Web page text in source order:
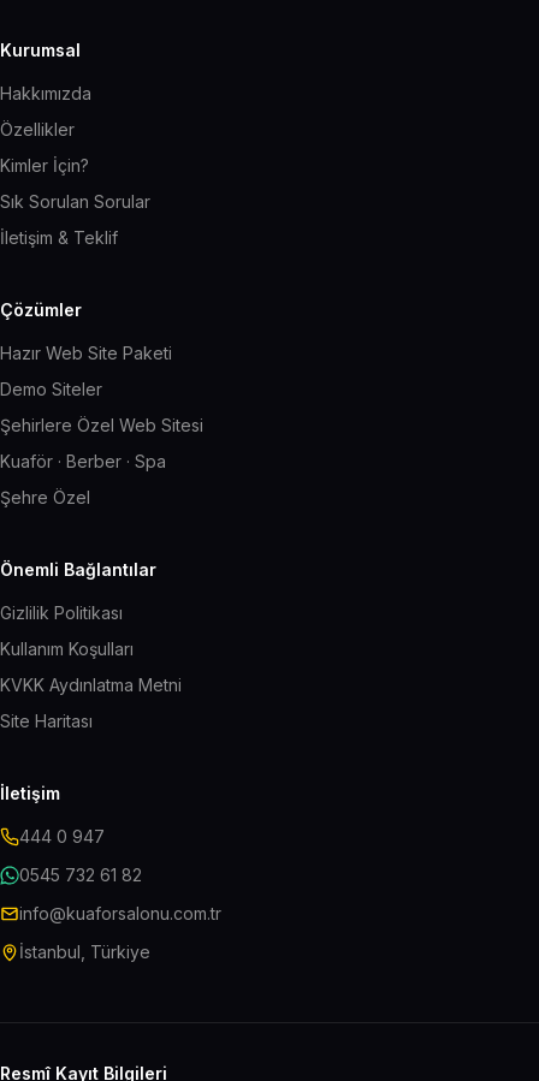
Kurumsal
Hakkımızda
Özellikler
Kimler İçin?
Sık Sorulan Sorular
İletişim & Teklif
Çözümler
Hazır Web Site Paketi
Demo Siteler
Şehirlere Özel Web Sitesi
Kuaför · Berber · Spa
Şehre Özel
Önemli Bağlantılar
Gizlilik Politikası
Kullanım Koşulları
KVKK Aydınlatma Metni
Site Haritası
İletişim
444 0 947
0545 732 61 82
info@kuaforsalonu.com.tr
İstanbul, Türkiye
Resmî Kayıt Bilgileri